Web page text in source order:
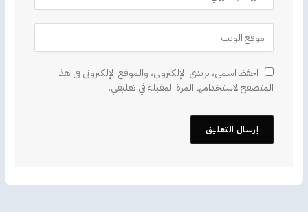
احفظ اسمي، بريدي الإلكتروني، والموقع الإلكتروني في هذا
المتصفح لاستخدامها المرة المقبلة في تعليقي.